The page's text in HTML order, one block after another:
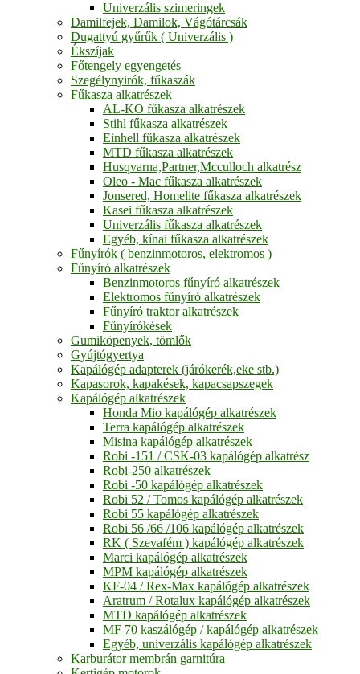
Univerzális szimeringek
Damilfejek, Damilok, Vágótárcsák
Dugattyú gyűrűk ( Univerzális )
Ékszíjak
Főtengely egyengetés
Szegélynyirók, fűkaszák
Fűkasza alkatrészek
AL-KO fűkasza alkatrészek
Stihl fűkasza alkatrészek
Einhell fűkasza alkatrészek
MTD fűkasza alkatrészek
Husqvarna,Partner,Mcculloch alkatrész
Oleo - Mac fűkasza alkatrészek
Jonsered, Homelite fűkasza alkatrészek
Kasei fűkasza alkatrészek
Univerzális fűkasza alkatrészek
Egyéb, kínai fűkasza alkatrészek
Fűnyírók ( benzinmotoros, elektromos )
Fűnyíró alkatrészek
Benzinmotoros fűnyíró alkatrészek
Elektromos fűnyíró alkatrészek
Fűnyíró traktor alkatrészek
Fűnyírókések
Gumiköpenyek, tömlők
Gyújtógyertya
Kapálógép adapterek (járókerék,eke stb.)
Kapasorok, kapakések, kapacsapszegek
Kapálógép alkatrészek
Honda Mio kapálógép alkatrészek
Terra kapálógép alkatrészek
Misina kapálógép alkatrészek
Robi -151 / CSK-03 kapálógép alkatrész
Robi-250 alkatrészek
Robi -50 kapálógép alkatrészek
Robi 52 / Tomos kapálógép alkatrészek
Robi 55 kapálógép alkatrészek
Robi 56 /66 /106 kapálógép alkatrészek
RK ( Szevafém ) kapálógép alkatrészek
Marci kapálógép alkatrészek
MPM kapálógép alkatrészek
KF-04 / Rex-Max kapálógép alkatrészek
Aratrum / Rotalux kapálógép alkatrészek
MTD kapálógép alkatrészek
MF 70 kaszálógép / kapálógép alkatrészek
Egyéb, univerzális kapálógép alkatrészek
Karburátor membrán garnitúra